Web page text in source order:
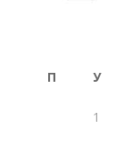
П У
1